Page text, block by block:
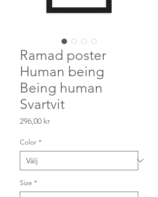
Ramad poster
Human being
Being human
Svartvit
296,00 krPris
Color *
Size *